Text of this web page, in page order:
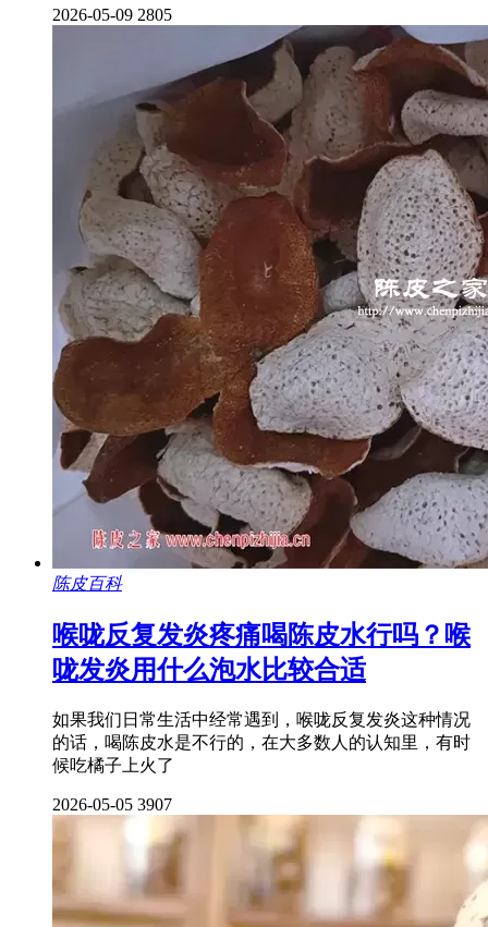
2026-05-09 2805
陈皮百科
喉咙反复发炎疼痛喝陈皮水行吗？喉
咙发炎用什么泡水比较合适
如果我们日常生活中经常遇到，喉咙反复发炎这种情况
的话，喝陈皮水是不行的，在大多数人的认知里，有时
候吃橘子上火了
2026-05-05 3907